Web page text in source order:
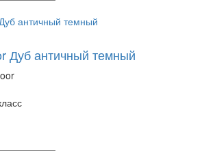
Дуб античный темный